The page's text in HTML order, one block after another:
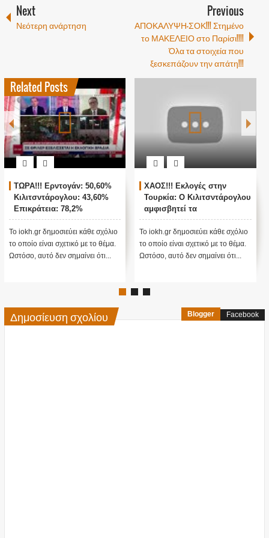
Next
Νεότερη ανάρτηση
Previous
ΑΠΟΚΑΛΥΨΗ-ΣΟΚ!!! Στημένο
το ΜΑΚΕΛΕΙΟ στο Παρίσι!!!!
Όλα τα στοιχεία που
ξεσκεπάζουν την απάτη!!!
Related Posts
ΧΑΟΣ!!! Εκλογές στην
Τουρκία: Ο Κιλιτσντάρογλου
αμφισβητεί τα
αποτελέσματα θα γίνουν
ενστάσεις...
Το iokh.gr δημοσιεύει κάθε σχόλιο
το οποίο είναι σχετικό με το θέμα.
Ωστόσο, αυτό δεν σημαίνει ότι...
ΖΩΝΤΑΝΗ ΣΥΝΔΕΣΗ ΜΕ
ΑΓΚΥΡΑ - ΘΡΙΛΕΡ ΜΕ ΤΙΣ
ΤΟΥΡΚΙΚΕΣ ΕΚΛΟΓΕΣ !
Το iokh.gr δημοσιεύει κάθε σχόλιο
το οποίο είναι σχετικό με το θέμα.
Ωστόσο, αυτό δεν σημαίνει ότι...
Δημοσίευση σχολίου Blogger Facebook